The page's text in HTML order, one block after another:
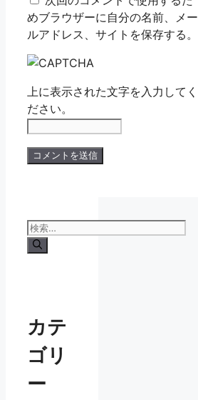
ト
めブラウザーに自分の名前、メー
ルアドレス、サイトを保存する。
上に表示された文字を入力してく
ださい。
検
索:
カテ
ゴリ
ー